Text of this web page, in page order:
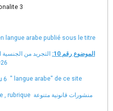
langue arabe publié sous le titre
الموضوع رقم 10:
التجريد من الجنسية
" langue arabe" de ce site
ou sur le menu vertical ci-contre , rubrique منشورات قانونية متنوعة